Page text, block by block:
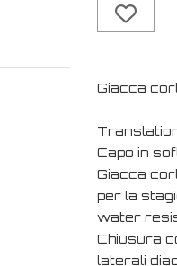
Giacca
Capo in
Giacca
per la
water
Chiusura
laterali